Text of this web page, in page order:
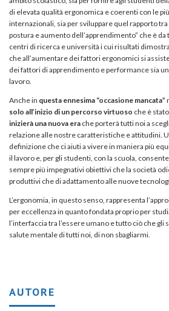
di elevata qualità ergonomica e coerenti con le
internazionali, sia per sviluppare quel rapporto
postura e aumento dell’apprendimento” che è
centri di ricerca e università i cui risultati
che all’aumentare dei fattori ergonomici si
dei fattori di apprendimento e performance sia
lavoro.
Anche in questa ennesima “occasione mancata”
solo all’inizio di un percorso virtuoso che è
inizierà una nuova era che porterà tutti noi a
relazione alle nostre caratteristiche e attitudini.
definizione che ci aiuti a vivere in maniera più
il lavoro e, per gli studenti, con la scuola,
sempre più impegnativi obiettivi che la società
produttivi che di adattamento alle nuove
L’ergonomia, in questo senso, rappresenta
per eccellenza in quanto fondata proprio per
l’interfaccia tra l’essere umano e tutto ciò che gli
salute mentale di tutti noi, di non sbagliarmi.
AUTORE